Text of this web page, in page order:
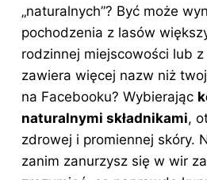
„naturalnych”? Być może
pochodzenia z lasów
rodzinnej miejscowości lub z
zawiera więcej nazw niż
na Facebooku? Wybierając
naturalnymi składnikami,
zdrowej i promiennej skóry.
zanim zanurzysz się w wir